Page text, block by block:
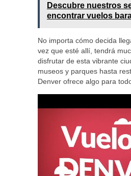
Descubre nuestros
encontrar vuelos
No importa cómo decida
vez que esté allí, tendrá
disfrutar de esta vibrante
museos y parques hasta
Denver ofrece algo para